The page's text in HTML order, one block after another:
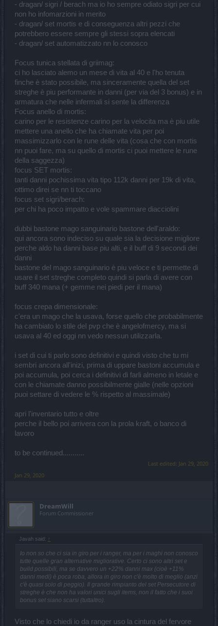
- dragan/ sigri / berach ma io ho sempre odiato sigri per cui
non ho infomarzioni in merito
- dragan/ set mortis e di conseguenza altri pezzi che
potrebbero essere sempre gli stessi sopra elencati
- dragan/ set automatizzato nn lo conosco
Focus tunica stellata di griimag:
ci ho lasciato alemo un mese di vita al 40 e l'ho tenuta
finche è stato possibile, ma sinceramente quella del set
streghe è piu performante in danni (per via del 3 bonus) e in
armatura che nelle infermali si sente la differenza
Focus anello di mortis:
carino per le resistenze carino per la velocita ma è piu utile
mettere una anello che ha chiamate vita per poi
massimizzarlo con le rune delle vita (cosa che con mortis
nn puoi fare, ma su quello di mortis ci puoi mettere le rune
della saggezza)
focus SET mortis:
tanti danni pochissima vita tipo 112k danni per 19k di vita,
ottimo direi se nn ti toccano
focus set sigri/berach:
per chi ha poco impatto e vole spammare diacciolini
dubbi bastone mago sanguinario bastone dell'araldo:
qui ancora sono indeciso su quale sia la decisione migliore
perche aldo ha danni base piu alti, e il buff di 9 secondi dei
danni
bastone del mago sanguinario è piu veloce e ti permette di
usare il set streghe completo quindi si parla di avere con
buff 340 mana (+ gemme nei piedi per il mana)
focus crepa dimensionale:
c'era un mago che la usava, forse quello che probabilmente
ha cambiato lo stile del pvp che è angelofmercy, ma si
usava al 40 ed oggi nn vedo nessun utilizzarla.
i set di cui ti parlo sono definitivi e quindi visto che tu mi
sembri ancora all'inizi, prima di uppare bastoni accumula e
poi accumula, poi cerca i definitivi di farli almeno in letale e
con le chiamate danno possibilmente gialle (nelle opzioni
puoi settare di vedere le % rispetto al massimale)
apri l'inventario tutto e oltre
perche il bello poi arrivera con la prola kraft, o banco di
lavoro
to be continued...........
Last edited: Jan 29, 2020
Jan 29, 2020
DreamWill
Forum Commissioner
Javah said: ↑
Io non so che ci sia in giro per i ranger, ma per i maghi non conosco
tutte quelle gran alternative migliorative. Certo ci sono altri set e
build possibili, ma se davvero un +22% danni max (cioè +11%
danni medi) è poca roba, allora in giro non c'è molto di meglio (anzi
c'è quasi solo di peggio). Il grande rimpianto del set Persecutore di
streghe è che non ha valori unici sugli items, non il fatto che i suoi
bonus set siano scarsi (tuttaltro).
Visto che lo chiedi io da ranger uso la cintura del fervore